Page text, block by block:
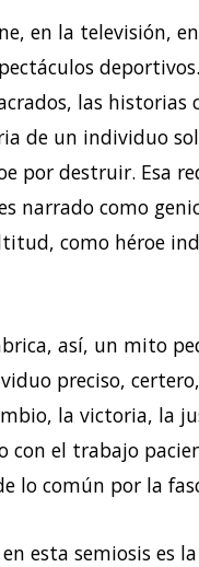
en la televisión,
las
de un individuo
por destruir. Esa
narrado como
como héroe
así, un mito
preciso,
la victoria, la
con el trabajo
lo común por la
esta semiosis es